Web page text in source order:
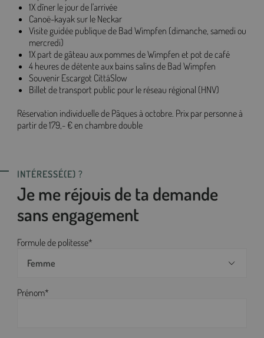
1X dîner le jour de l'arrivée
Canoë-kayak sur le Neckar
Visite guidée publique de Bad Wimpfen (dimanche, samedi ou
mercredi)
1X part de gâteau aux pommes de Wimpfen et pot de café
4 heures de détente aux bains salins de Bad Wimpfen
Souvenir Escargot CittáSlow
Billet de transport public pour le réseau régional (HNV)
Réservation individuelle de Pâques à octobre. Prix par personne à
partir de 179,- € en chambre double
INTÉRESSÉ(E) ?
Je me réjouis de ta demande
sans engagement
Formule de politesse*
Femme
Prénom*